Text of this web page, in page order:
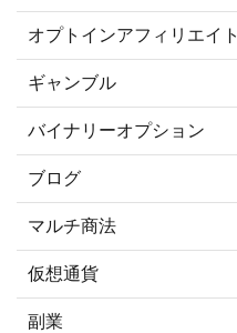
オプトインアフィリエイト
ギャンブル
バイナリーオプション
ブログ
マルチ商法
仮想通貨
副業